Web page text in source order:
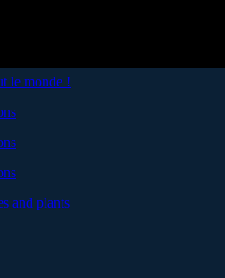
le monde !
and plants